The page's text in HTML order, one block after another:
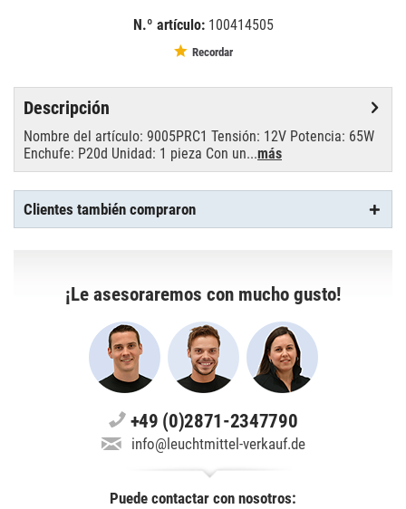
N.º artículo: 100414505
Recordar
Descripción
Nombre del artículo: 9005PRC1 Tensión: 12V Potencia: 65W
Enchufe: P20d Unidad: 1 pieza Con un...más
Clientes también compraron
¡Le asesoraremos con mucho gusto!
+49 (0)2871-2347790
info@leuchtmittel-verkauf.de
Puede contactar con nosotros: